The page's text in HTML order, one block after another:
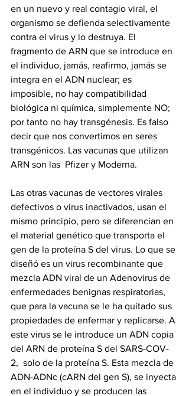
en un nuevo y real contagio viral, el
organismo se defienda selectivamente
contra el virus y lo destruya. El
fragmento de ARN que se introduce en
el individuo, jamás, reafirmo, jamás se
integra en el ADN nuclear; es
imposible, no hay compatibilidad
biológica ni química, simplemente NO;
por tanto no hay transgénesis. Es falso
decir que nos convertimos en seres
transgénicos. Las vacunas que utilizan
ARN son las  Pfizer y Moderna.
Las otras vacunas de vectores virales
defectivos o virus inactivados, usan el
mismo principio, pero se diferencian en
el material genético que transporta el
gen de la proteína S del virus. Lo que se
diseñó es un virus recombinante que
mezcla ADN viral de un Adenovirus de
enfermedades benignas respiratorias,
que para la vacuna se le ha quitado sus
propiedades de enfermar y replicarse. A
este virus se le introduce un ADN copia
del ARN de proteína S del SARS-COV-
2,  solo de la proteína S. Esta mezcla de
ADN-ADNc (cARN del gen S), se inyecta
en el individuo y se producen las